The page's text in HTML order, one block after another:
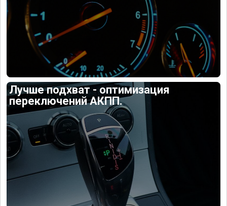
Лучше подхват - оптимизация
переключений АКПП.